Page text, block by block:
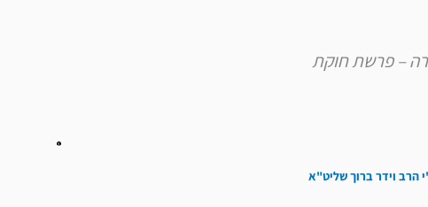
הרב וידר ברוך שליט"א